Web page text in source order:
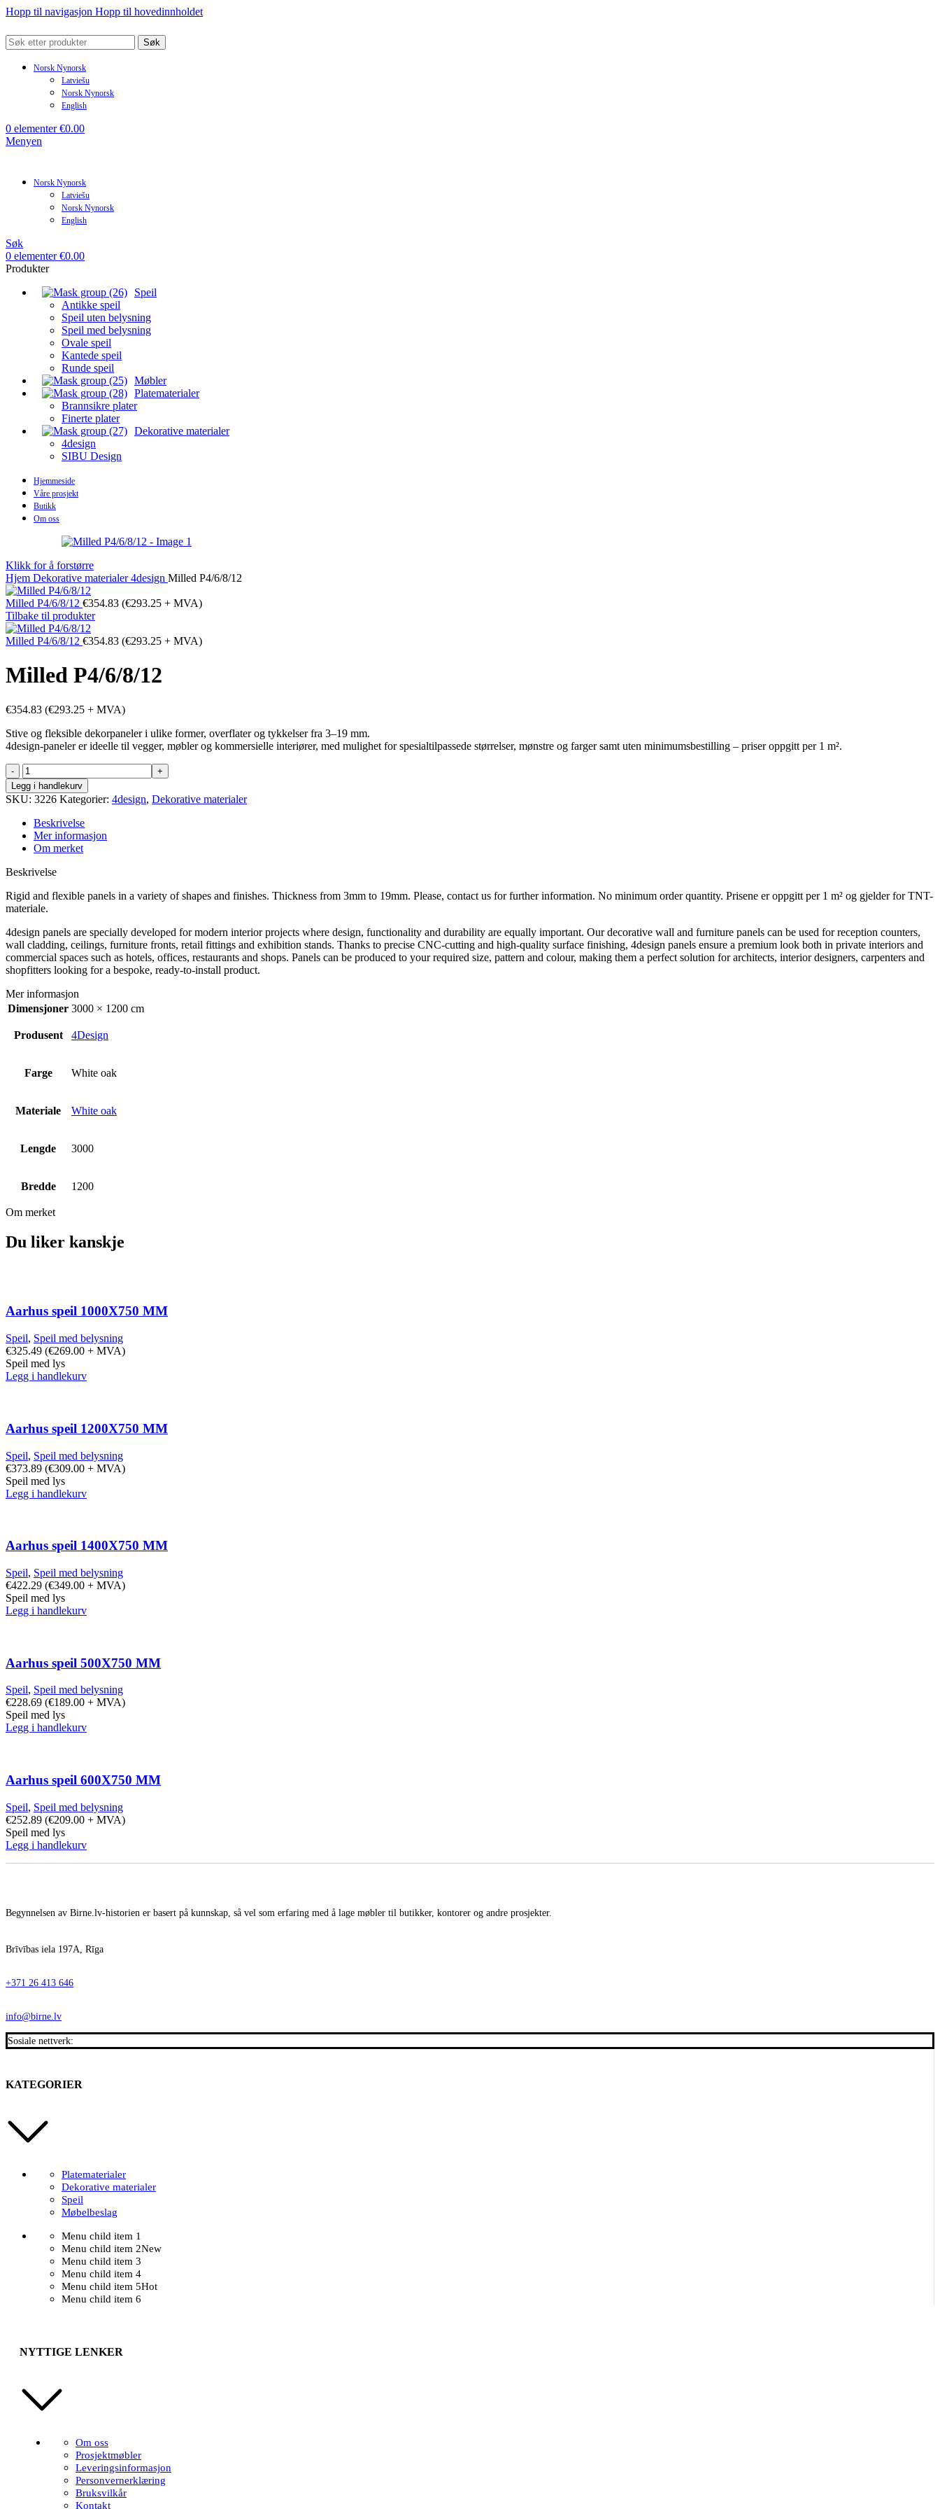
Hopp til navigasjon Hopp til hovedinnholdet
Søk
Norsk Nynorsk
Latviešu
Norsk Nynorsk
English
0 elementer €0.00
Menyen
Norsk Nynorsk
Latviešu
Norsk Nynorsk
English
Søk
0 elementer €0.00
Produkter
Speil
Antikke speil
Speil uten belysning
Speil med belysning
Ovale speil
Kantede speil
Runde speil
Møbler
Platematerialer
Brannsikre plater
Finerte plater
Dekorative materialer
4design
SIBU Design
Hjemmeside
Våre prosjekt
Butikk
Om oss
Klikk for å forstørre
Hjem Dekorative materialer4design Milled P4/6/8/12
Milled P4/6/8/12 €354.83 (€293.25 + MVA)
Tilbake til produkter
Milled P4/6/8/12 €354.83 (€293.25 + MVA)
Milled P4/6/8/12
€354.83 (€293.25 + MVA)
Stive og fleksible dekorpaneler i ulike former, overflater og tykkelser fra 3–19 mm.
4design-paneler er ideelle til vegger, møbler og kommersielle interiører, med mulighet for spesialtilpassede størrelser, mønstre og farger samt uten minimumsbestilling – priser oppgitt per 1 m².
Milled
P4/6/8/12
antall
Legg i handlekurv
SKU: 3226 Kategorier: 4design, Dekorative materialer
Beskrivelse
Mer informasjon
Om merket
Beskrivelse
Rigid and flexible panels in a variety of shapes and finishes. Thickness from 3mm to 19mm. Please, contact us for further information. No minimum order quantity. Prisene er oppgitt per 1 m² og gjelder for TNT-
materiale.
4design panels are specially developed for modern interior projects where design, functionality and durability are equally important. Our decorative wall and furniture panels can be used for reception counters,
wall cladding, ceilings, furniture fronts, retail fittings and exhibition stands. Thanks to precise CNC-cutting and high-quality surface finishing, 4design panels ensure a premium look both in private interiors and
commercial spaces such as hotels, offices, restaurants and shops. Panels can be produced to your required size, pattern and colour, making them a perfect solution for architects, interior designers, carpenters and
shopfitters looking for a bespoke, ready-to-install product.
Mer informasjon
Dimensjoner 3000 × 1200 cm
Produsent 4Design
Farge White oak
Materiale White oak
Lengde 3000
Bredde 1200
Om merket
Du liker kanskje
Aarhus speil 1000X750 MM
Speil, Speil med belysning
€325.49 (€269.00 + MVA)
Speil med lys
Legg i handlekurv
Aarhus speil 1200X750 MM
Speil, Speil med belysning
€373.89 (€309.00 + MVA)
Speil med lys
Legg i handlekurv
Aarhus speil 1400X750 MM
Speil, Speil med belysning
€422.29 (€349.00 + MVA)
Speil med lys
Legg i handlekurv
Aarhus speil 500X750 MM
Speil, Speil med belysning
€228.69 (€189.00 + MVA)
Speil med lys
Legg i handlekurv
Aarhus speil 600X750 MM
Speil, Speil med belysning
€252.89 (€209.00 + MVA)
Speil med lys
Legg i handlekurv
Begynnelsen av Birne.lv-historien er basert på kunnskap, så vel som erfaring med å lage møbler til butikker, kontorer og andre prosjekter.
Brīvības iela 197A, Rīga
+371 26 413 646
info@birne.lv
Sosiale nettverk:
KATEGORIER
Platematerialer
Dekorative materialer
Speil
Møbelbeslag
Menu child item 1
Menu child item 2New
Menu child item 3
Menu child item 4
Menu child item 5Hot
Menu child item 6
NYTTIGE LENKER
Om oss
Prosjektmøbler
Leveringsinformasjon
Personvernerklæring
Bruksvilkår
Kontakt